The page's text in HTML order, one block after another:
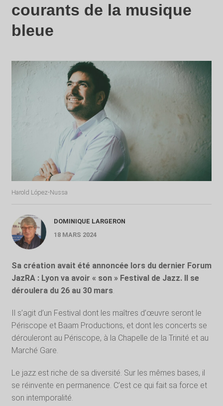
courants de la musique
bleue
Harold López-Nussa
DOMINIQUE LARGERON
18 MARS 2024
Sa création avait été annoncée lors du dernier Forum
JazRA : Lyon va avoir « son » Festival de Jazz. Il se
déroulera du 26 au 30 mars.
Il s’agit d’un Festival dont les maîtres d’œuvre seront le
Périscope et Baam Productions, et dont les concerts se
dérouleront au Périscope, à la Chapelle de la Trinité et au
Marché Gare.
Le jazz est riche de sa diversité. Sur les mêmes bases, il
se réinvente en permanence. C’est ce qui fait sa force et
son intemporalité.